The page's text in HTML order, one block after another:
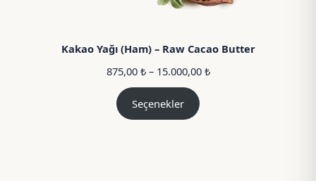
Kakao Yağı (Ham) – Raw Cacao Butter
875,00 ₺ – 15.000,00 ₺Fiyat
Seçenekler